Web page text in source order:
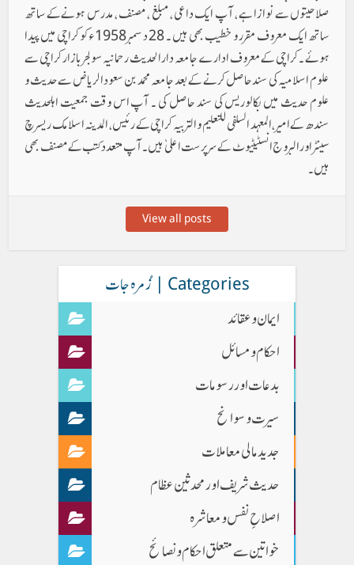
صلاحیتوں سے نوازا ہے ، آپ ایک داعی ، مبلغ ، مصنف ، مدرس ہونےکے ساتھ
ساتھ ایک معروف مقرر و خطیب بھی ہیں ۔ 28 دسمبر 1958ء کو کراچی میں پیدا
ہوئے ۔ کراچی کے معروف ادارے جامعہ دارالحدیث رحمانیہ سولجر بازار کراچی سے
علوم اسلامیہ کی سند حاصل کرنے کے بعد جامعہ محمد بن سعود الریاض سے حدیث و
علوم حدیث میں بکالوریس کی سند حاصل کی ۔ آپ اس وقت جمعیت اہلحدیث
سندھ کے امیر ، المعہد السلفی للتعلیم والتربیہ کراچی کے رئیس ، المدینہ اسلامک ریسرچ
سینٹر اور البروج انسٹیٹیوٹ کے سرپرست اعلیٰ ہیں۔ آپ متعدد کتب کے مصنف بھی
ہیں۔
View all posts
Categories | زُمرہ جات
ایمان وعقائد
احکام و مسائل
بدعات اور رسومات
سیرت و سوانح
جدید مالی معاملات
حدیث شریف اور محدثین عظام
اصلاحِ نفس و معاشرہ
خواتین سے متعلق احکام و نصائح